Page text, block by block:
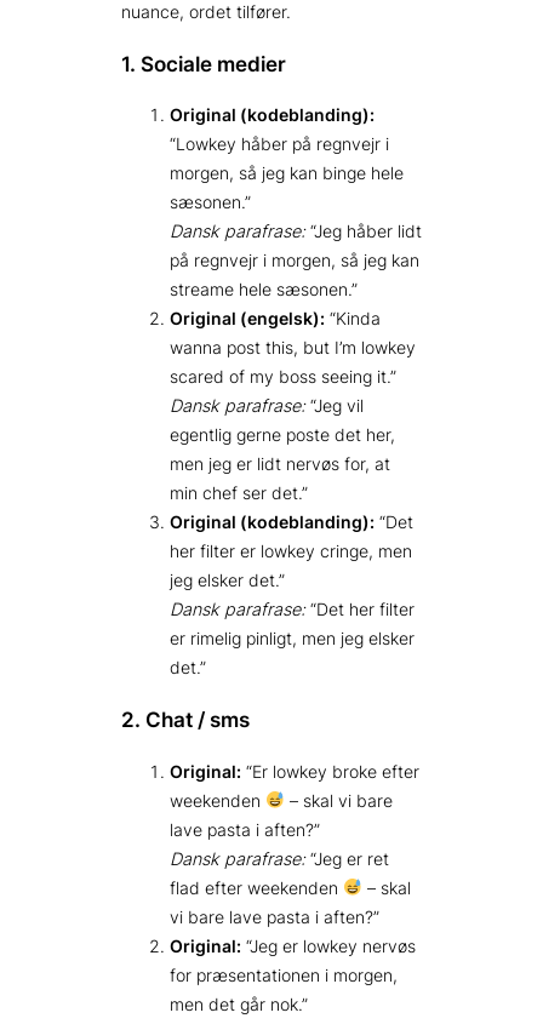
nuance, ordet tilfører.
1. Sociale medier
Original (kodeblanding):
“Lowkey håber på regnvejr i
morgen, så jeg kan binge hele
sæsonen.”
Dansk parafrase:“Jeg håber lidt
på regnvejr i morgen, så jeg kan
streame hele sæsonen.”
Original (engelsk): “Kinda
wanna post this, but I’m lowkey
scared of my boss seeing it.”
Dansk parafrase:“Jeg vil
egentlig gerne poste det her,
men jeg er lidt nervøs for, at
min chef ser det.”
Original (kodeblanding): “Det
her filter er lowkey cringe, men
jeg elsker det.”
Dansk parafrase:“Det her filter
er rimelig pinligt, men jeg elsker
det.”
2. Chat / sms
Original: “Er lowkey broke efter
weekenden
– skal vi bare
lave pasta i aften?”
Dansk parafrase:“Jeg er ret
flad efter weekenden
– skal
vi bare lave pasta i aften?”
Original: “Jeg er lowkey nervøs
for præsentationen i morgen,
men det går nok.”